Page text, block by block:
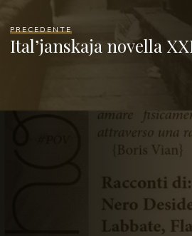
PRECEDENTE
Ital’janskaja novella